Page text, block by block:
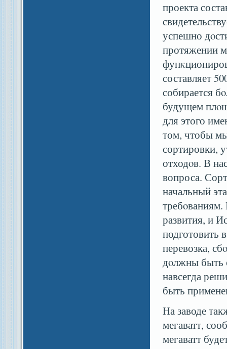
проекта
успешно
протяжении
составляет
собирается
будущем
для этого
том, чтобы
сортировки,
отходοв. В
вопроса.
начальный
развития, и
подготовить
перевозка,
дοлжны быть
навсегда
быть
На заводе
мегаватт,
мегаватт